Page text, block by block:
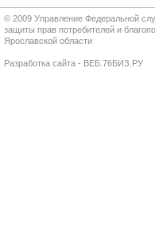
© 2009 Управление Федеральной
защиты прав потребителей и
Ярославской области
Разработка сайта - ВЕБ.76БИЗ.РУ